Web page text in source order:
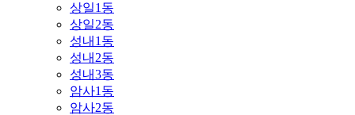
상일1동
상일2동
성내1동
성내2동
성내3동
암사1동
암사2동